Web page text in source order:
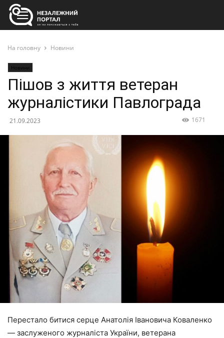
На головну Новини
Новини
Пішов з життя ветеран
журналістики Павлограда
21.09.2023 1671
Перестало битися серце Анатолія Івановича Коваленко
— заслуженого журналіста України, ветерана